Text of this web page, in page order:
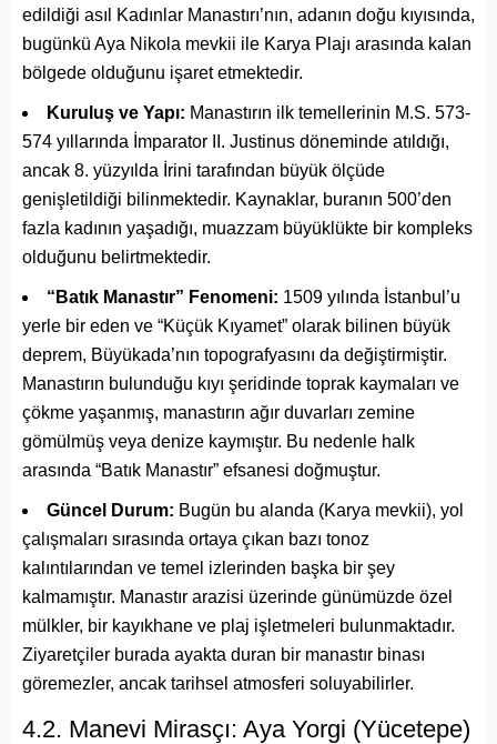
edildiği asıl Kadınlar Manastırı’nın, adanın doğu kıyısında,
bugünkü Aya Nikola mevkii ile Karya Plajı arasında kalan
bölgede olduğunu işaret etmektedir.
Kuruluş ve Yapı: Manastırın ilk temellerinin M.S. 573-
574 yıllarında İmparator II. Justinus döneminde atıldığı,
ancak 8. yüzyılda İrini tarafından büyük ölçüde
genişletildiği bilinmektedir. Kaynaklar, buranın 500’den
fazla kadının yaşadığı, muazzam büyüklükte bir kompleks
olduğunu belirtmektedir.
“Batık Manastır” Fenomeni: 1509 yılında İstanbul’u
yerle bir eden ve “Küçük Kıyamet” olarak bilinen büyük
deprem, Büyükada’nın topografyasını da değiştirmiştir.
Manastırın bulunduğu kıyı şeridinde toprak kaymaları ve
çökme yaşanmış, manastırın ağır duvarları zemine
gömülmüş veya denize kaymıştır. Bu nedenle halk
arasında “Batık Manastır” efsanesi doğmuştur.
Güncel Durum: Bugün bu alanda (Karya mevkii), yol
çalışmaları sırasında ortaya çıkan bazı tonoz
kalıntılarından ve temel izlerinden başka bir şey
kalmamıştır. Manastır arazisi üzerinde günümüzde özel
mülkler, bir kayıkhane ve plaj işletmeleri bulunmaktadır.
Ziyaretçiler burada ayakta duran bir manastır binası
göremezler, ancak tarihsel atmosferi soluyabilirler.
4.2. Manevi Mirasçı: Aya Yorgi (Yücetepe)